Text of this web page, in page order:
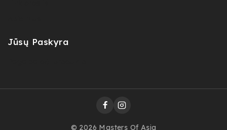
Jūsų Paskyra
© 2026 Masters Of Asia